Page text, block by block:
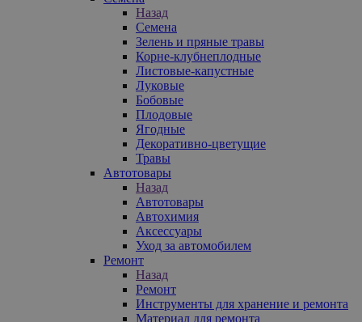
Назад
Семена
Зелень и пряные травы
Корне-клубнеплодные
Листовые-капустные
Луковые
Бобовые
Плодовые
Ягодные
Декоративно-цветущие
Травы
Автотовары
Назад
Автотовары
Автохимия
Аксессуары
Уход за автомобилем
Ремонт
Назад
Ремонт
Инструменты для хранение и ремонта
Материал для ремонта